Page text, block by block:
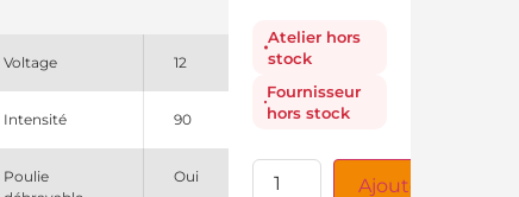
Voltage 12
Intensité 90
Poulie
Oui
Atelier hors
stock
Fournisseur
hors stock
Ajouter au